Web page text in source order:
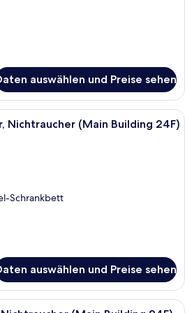
auswählen und Preise sehen
Ein Hotelzimmer mit zwei Betten,
Nichtraucher (Main Building 24F)
Schrankbett
auswählen und Preise sehen
Ein Hotelzimmer mit einem großen